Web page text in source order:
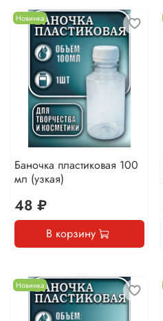
Новинка
Баночка пластиковая 100
мл (узкая)
48 ₽
В корзину
Новинка